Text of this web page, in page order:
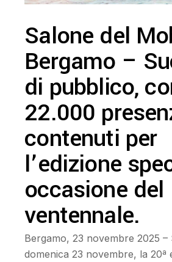
Salone del
Bergamo –
di pubblico,
22.000
contenuti per
l’edizione
occasione del
ventennale.
Bergamo, 23 novembre 2025 –
domenica 23 novembre, la 20ª